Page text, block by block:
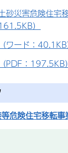
砂災害危険住宅
）
ワード：40.1KB
PDF：197.5KB）
危険住宅移転